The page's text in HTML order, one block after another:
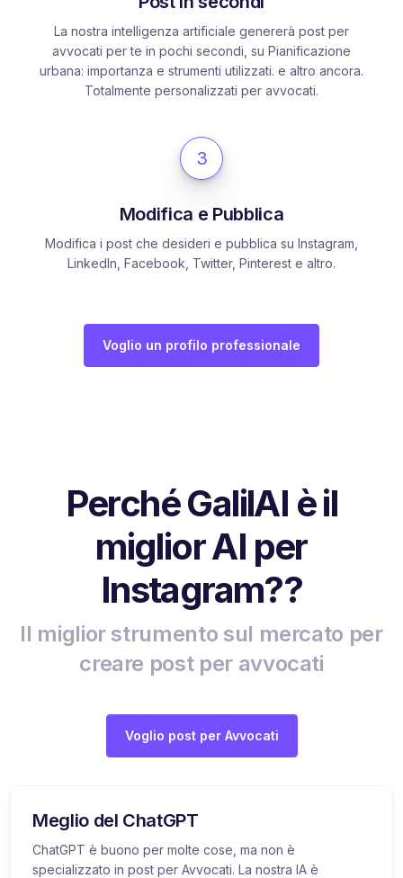
La nostra intelligenza artificiale genererà post per
avvocati per te in pochi secondi, su Pianificazione
urbana: importanza e strumenti utilizzati. e altro ancora.
Totalmente personalizzati per avvocati.
3
Modifica e Pubblica
Modifica i post che desideri e pubblica su Instagram,
LinkedIn, Facebook, Twitter, Pinterest e altro.
Voglio un profilo professionale
Perché GalilAI è il
miglior AI per
Instagram??
Il miglior strumento sul mercato per
creare post per avvocati
Voglio post per Avvocati
Meglio del ChatGPT
ChatGPT è buono per molte cose, ma non è
specializzato in post per Avvocati. La nostra IA è